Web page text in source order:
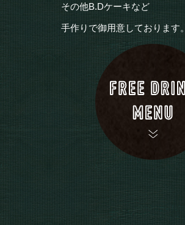
その他B.Dケーキなど
手作りで御用意しております。